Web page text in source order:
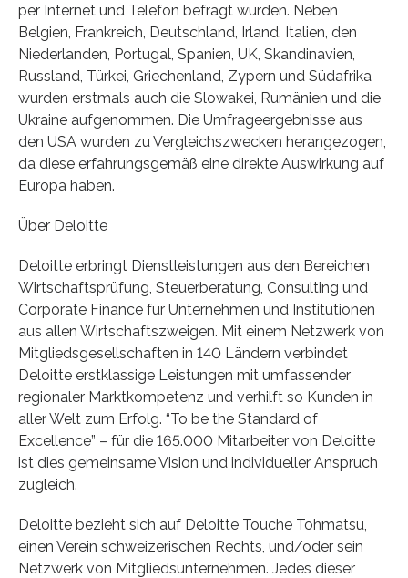
per Internet und Telefon befragt wurden. Neben
Belgien, Frankreich, Deutschland, Irland, Italien, den
Niederlanden, Portugal, Spanien, UK, Skandinavien,
Russland, Türkei, Griechenland, Zypern und Südafrika
wurden erstmals auch die Slowakei, Rumänien und die
Ukraine aufgenommen. Die Umfrageergebnisse aus
den USA wurden zu Vergleichszwecken herangezogen,
da diese erfahrungsgemäß eine direkte Auswirkung auf
Europa haben.
Über Deloitte
Deloitte erbringt Dienstleistungen aus den Bereichen
Wirtschaftsprüfung, Steuerberatung, Consulting und
Corporate Finance für Unternehmen und Institutionen
aus allen Wirtschaftszweigen. Mit einem Netzwerk von
Mitgliedsgesellschaften in 140 Ländern verbindet
Deloitte erstklassige Leistungen mit umfassender
regionaler Marktkompetenz und verhilft so Kunden in
aller Welt zum Erfolg. “To be the Standard of
Excellence” – für die 165.000 Mitarbeiter von Deloitte
ist dies gemeinsame Vision und individueller Anspruch
zugleich.
Deloitte bezieht sich auf Deloitte Touche Tohmatsu,
einen Verein schweizerischen Rechts, und/oder sein
Netzwerk von Mitgliedsunternehmen. Jedes dieser